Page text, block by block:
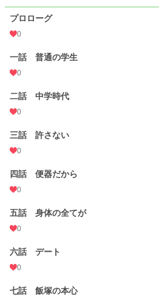
24h.ポイント
初回完結日時
週間ポイント 168 pt (27,113 位)
月間ポイント
年間ポイント 11,738 pt (28,425 位)
累計ポイント
プロローグ
0
一話 普通の学生
0
二話 中学時代
0
三話 許さない
0
四話 便器だから
0
五話 身体の全てが
0
六話 デート
0
七話 飯塚の本心